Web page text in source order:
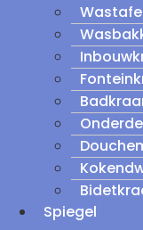
Spiegel